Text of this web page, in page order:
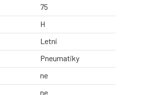
75
H
Letní
Pneumatiky
ne
ne